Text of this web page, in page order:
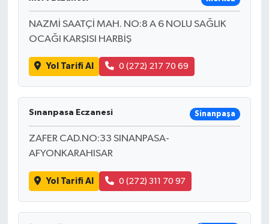
NAZMİ SAATÇİ MAH. NO:8 A 6 NOLU SAĞLIK
OCAĞI KARŞISI HARBİŞ
Yol Tarifi Al 0 (272) 217 70 69
Sınanpasa Eczanesi Sinanpaşa
ZAFER CAD.NO:33 SINANPASA-
AFYONKARAHISAR
Yol Tarifi Al 0 (272) 311 70 97